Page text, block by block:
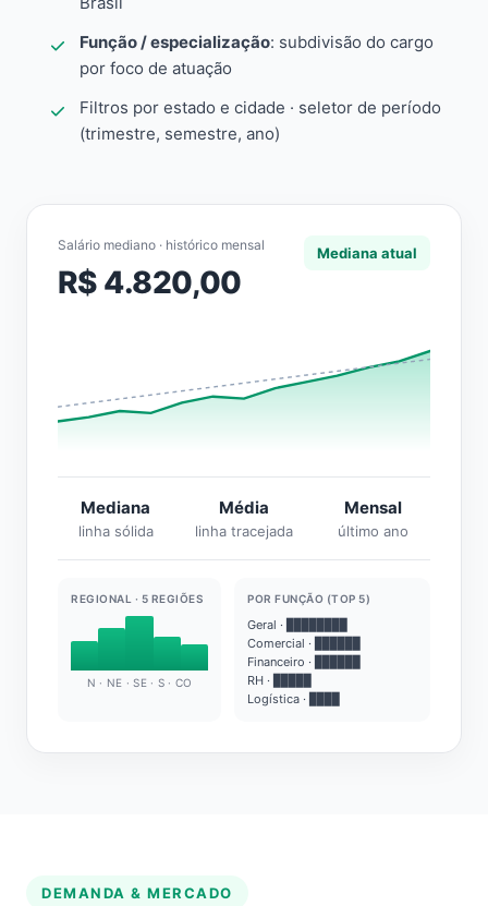
Função / especialização: subdivisão do cargo
por foco de atuação
Filtros por estado e cidade · seletor de período
(trimestre, semestre, ano)
Salário mediano · histórico mensal
R$ 4.820,00
Mediana atual
Mediana
linha sólida
Média
linha tracejada
Mensal
último ano
REGIONAL · 5 REGIÕES
N · NE · SE · S · CO
POR FUNÇÃO (TOP 5)
Geral · ████████
Comercial · ██████
Financeiro · ██████
RH · █████
Logística · ████
DEMANDA & MERCADO